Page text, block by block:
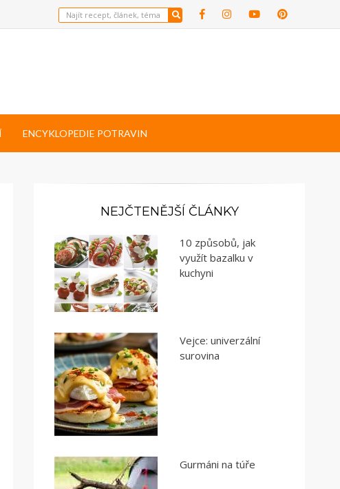
ENCYKLOPEDIE POTRAVIN
NEJČTENĚJŠÍ ČLÁNKY
10 způsobů, jak
využít bazalku v
kuchyni
Vejce: univerzální
surovina
Gurmáni na túře